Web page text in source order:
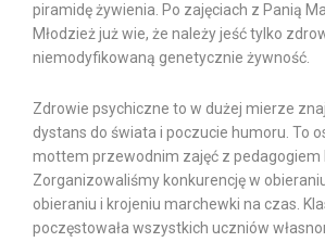
piramidę żywienia. Po zajęciach z Panią
Młodzież już wie, że należy jeść tylko
niemodyfikowaną genetycznie żywność.
Zdrowie psychiczne to w dużej mierze
dystans do świata i poczucie humoru. To
mottem przewodnim zajęć z pedagogiem
Zorganizowaliśmy konkurencję w
obieraniu i krojeniu marchewki na czas.
poczęstowała wszystkich uczniów